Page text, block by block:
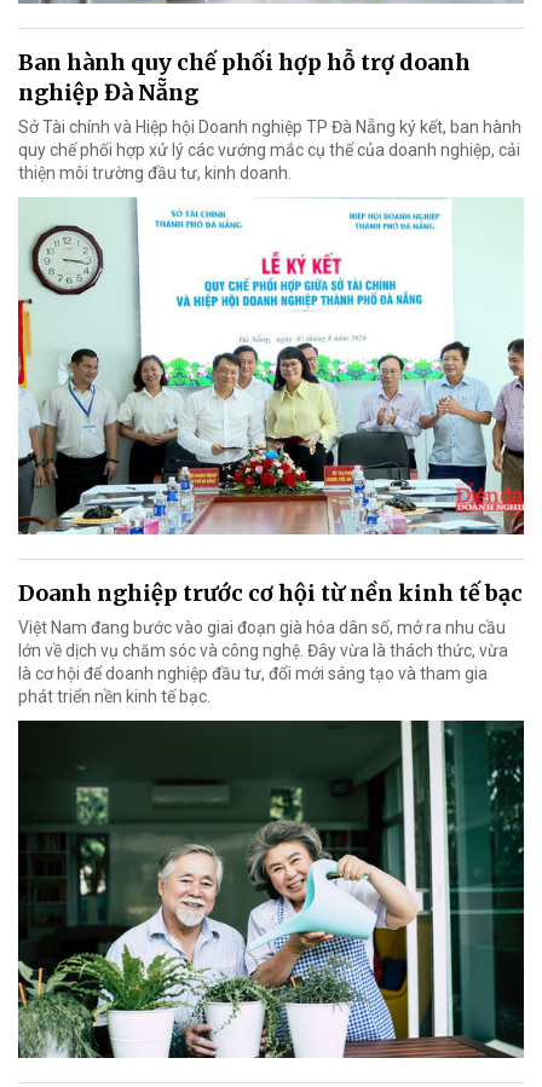
Ban hành quy chế phối hợp hỗ trợ doanh
nghiệp Đà Nẵng
Sở Tài chính và Hiệp hội Doanh nghiệp TP Đà Nẵng ký kết, ban hành
quy chế phối hợp xử lý các vướng mắc cụ thể của doanh nghiệp, cải
thiện môi trường đầu tư, kinh doanh.
Doanh nghiệp trước cơ hội từ nền kinh tế bạc
Việt Nam đang bước vào giai đoạn già hóa dân số, mở ra nhu cầu
lớn về dịch vụ chăm sóc và công nghệ. Đây vừa là thách thức, vừa
là cơ hội để doanh nghiệp đầu tư, đổi mới sáng tạo và tham gia
phát triển nền kinh tế bạc.